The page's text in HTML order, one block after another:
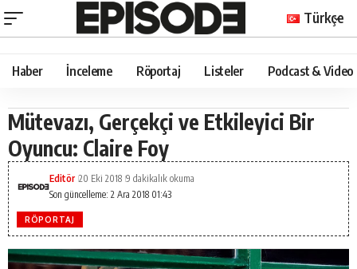
Türkçe
Haber İnceleme Röportaj Listeler Podcast & Video
Mütevazı, Gerçekçi ve Etkileyici Bir
Oyuncu: Claire Foy
Son güncelleme: 2 Ara 2018 01:43
Editör 20 Eki 2018 9 dakikalık okuma
RÖPORTAJ